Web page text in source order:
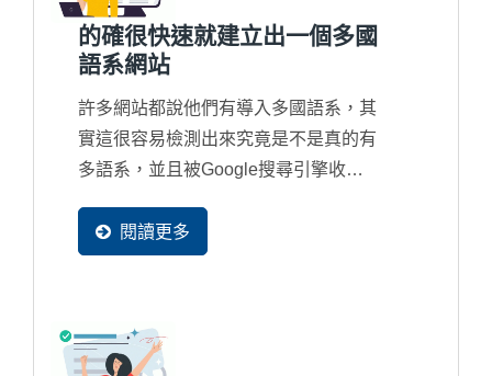
的確很快速就建立出一個多國
語系網站
許多網站都說他們有導入多國語系，其
實這很容易檢測出來究竟是不是真的有
多語系，並且被Google搜尋引擎收錄
閱讀更多